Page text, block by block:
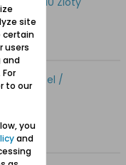
/
site
certain
users
and
to our
you
and